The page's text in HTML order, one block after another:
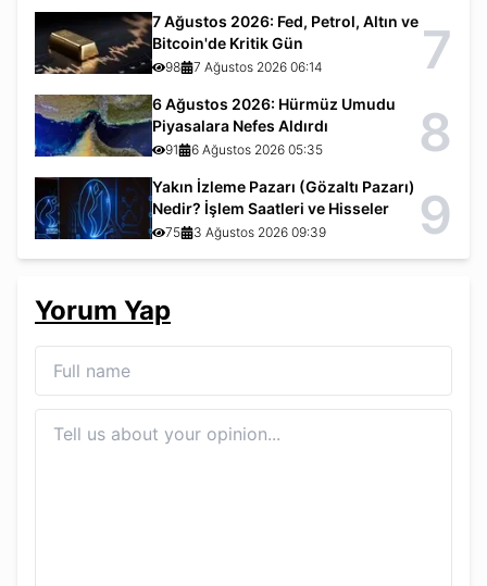
7 Ağustos 2026: Fed, Petrol, Altın ve
Bitcoin'de Kritik Gün
98 7 Ağustos 2026 06:14 7
6 Ağustos 2026: Hürmüz Umudu
Piyasalara Nefes Aldırdı
91 6 Ağustos 2026 05:35 8
Yakın İzleme Pazarı (Gözaltı Pazarı)
Nedir? İşlem Saatleri ve Hisseler
75 3 Ağustos 2026 09:39 9
Yorum Yap